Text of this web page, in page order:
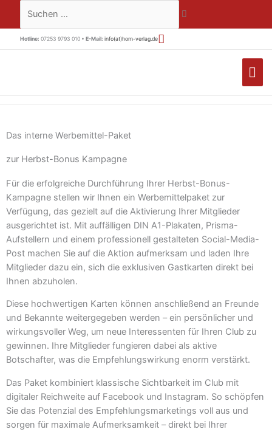
springen
Suchen …
Hotline: 07253 9793 010 • E-Mail: info(at)horn-verlag.de
Das interne Werbemittel-Paket
zur Herbst-Bonus Kampagne
Für die erfolgreiche Durchführung Ihrer Herbst-Bonus-
Kampagne stellen wir Ihnen ein Werbemittelpaket zur
Verfügung, das gezielt auf die Aktivierung Ihrer Mitglieder
ausgerichtet ist. Mit auffälligen DIN A1-Plakaten, Prisma-
Aufstellern und einem professionell gestalteten Social-Media-
Post machen Sie auf die Aktion aufmerksam und laden Ihre
Mitglieder dazu ein, sich die exklusiven Gastkarten direkt bei
Ihnen abzuholen.
Diese hochwertigen Karten können anschließend an Freunde
und Bekannte weitergegeben werden – ein persönlicher und
wirkungsvoller Weg, um neue Interessenten für Ihren Club zu
gewinnen. Ihre Mitglieder fungieren dabei als aktive
Botschafter, was die Empfehlungswirkung enorm verstärkt.
Das Paket kombiniert klassische Sichtbarkeit im Club mit
digitaler Reichweite auf Facebook und Instagram. So schöpfen
Sie das Potenzial des Empfehlungsmarketings voll aus und
sorgen für maximale Aufmerksamkeit – direkt bei Ihrer